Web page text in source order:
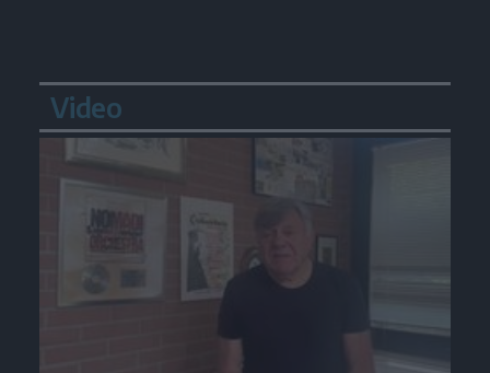
Video